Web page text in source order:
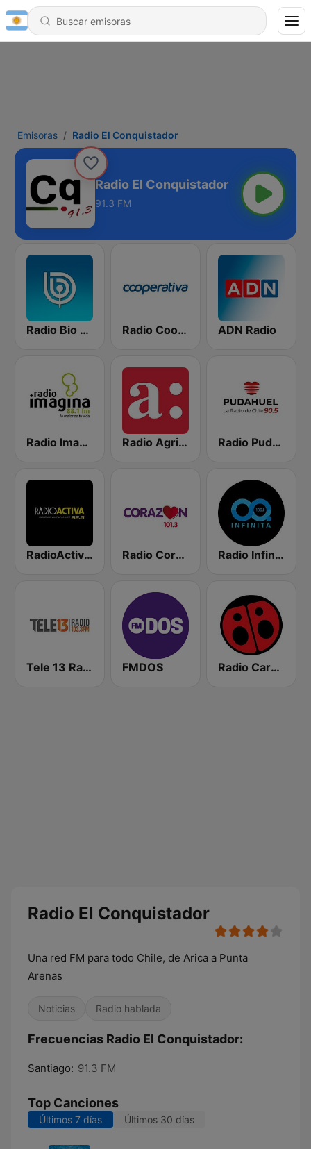
Emisoras Radio El Conquistador
Radio El Conquistador
91.3 FM
Radio Bio Bio Santiago Radio Cooperativa ADN Radio
Radio Imagina Radio Agricultura Radio Pudahuel
RadioActiva 92.5 Radio Corazón FM Radio Infinita
Tele 13 Radio FMDOS Radio Carolina
Radio El Conquistador
Una red FM para todo Chile, de Arica a Punta
Arenas
Noticias Radio hablada
Frecuencias Radio El Conquistador:
Santiago: 91.3 FM
Top Canciones
Últimos 7 días Últimos 30 días